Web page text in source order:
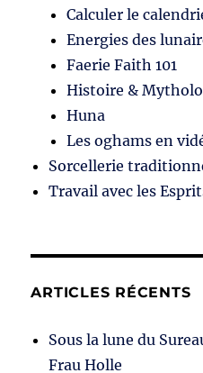
Calculer le
Energies des
Faerie Faith 101
Histoire &
Huna
Les oghams en
Sorcellerie
Travail avec les
ARTICLES RÉCENTS
Sous la lune du
Frau Holle